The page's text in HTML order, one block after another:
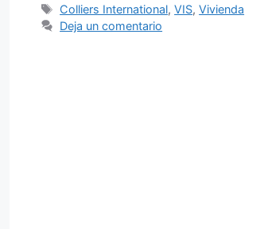
Etiquetas
Colliers International,VIS,Vivienda
Deja un comentario